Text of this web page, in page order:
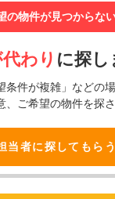
の物件が見つからな
わり に探し
条件が複雑」などの
、ご希望の物件を探
当者に探してもらう